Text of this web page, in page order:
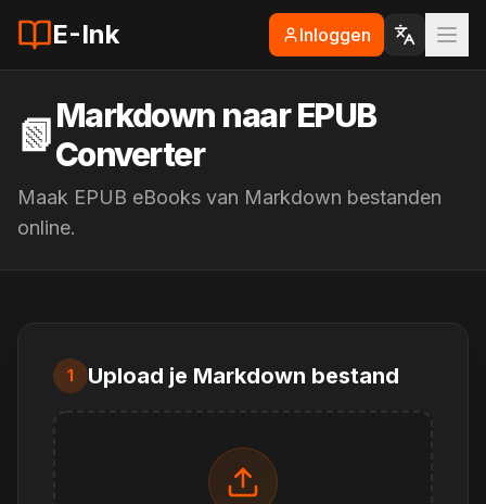
E-Ink Inloggen
📗Markdown naar EPUB
Converter
Maak EPUB eBooks van Markdown bestanden
online.
1 Upload je Markdown bestand